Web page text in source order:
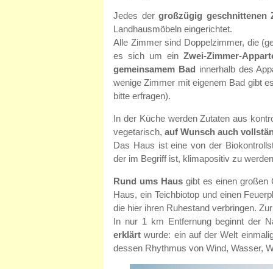
Jedes dergroßzügig geschnittenen
Landhausmöbeln eingerichtet.
Alle Zimmer sind Doppelzimmer, die
es sich um ein Zwei-Zimmer-
gemeinsamem Bad innerhalb des
wenige Zimmer mit eigenem Bad gibt
bitte erfragen).
In der Küche werden Zutaten aus
vegetarisch, auf Wunsch auch
Das Haus ist eine von der
der im Begriff ist, klimapositiv zu
Rund ums Hausgibt es einen großen
Haus, ein Teichbiotop und einen
die hier ihren Ruhestand verbringen.
In nur 1 km Entfernung beginnt der
erklärt wurde: ein auf der Welt
dessen Rhythmus von Wind, Wasser,